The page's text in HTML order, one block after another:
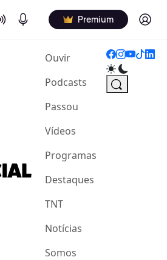
Podcasts Premium Log in
Ouvir(current)
Podcasts
Passou
Vídeos
Programas
Destaques
TNT
Notícias
Somos